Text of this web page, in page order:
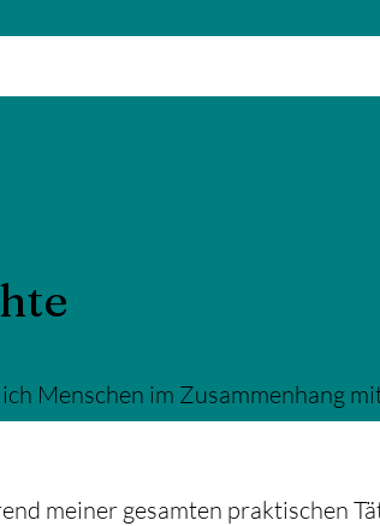
Menschen im Zusammenhang
meiner gesamten praktischen